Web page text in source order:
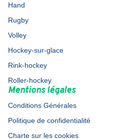
Hand
Rugby
Volley
Hockey-sur-glace
Rink-hockey
Roller-hockey
Mentions légales
Conditions Générales
Politique de confidentialité
Charte sur les cookies